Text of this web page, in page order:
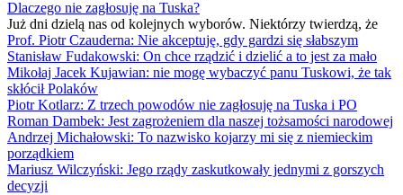
Dlaczego nie zagłosuję na Tuska?
Już dni dzielą nas od kolejnych wyborów. Niektórzy twierdzą, że
Prof. Piotr Czauderna: Nie akceptuję, gdy gardzi się słabszym
Stanisław Fudakowski: On chce rządzić i dzielić a to jest za mało
Mikołaj Jacek Kujawian: nie mogę wybaczyć panu Tuskowi, że tak
skłócił Polaków
Piotr Kotlarz: Z trzech powodów nie zagłosuję na Tuska i PO
Roman Dambek: Jest zagrożeniem dla naszej tożsamości narodowej
Andrzej Michałowski: To nazwisko kojarzy mi się z niemieckim
porządkiem
Mariusz Wilczyński: Jego rządy zaskutkowały jednymi z gorszych
decyzji